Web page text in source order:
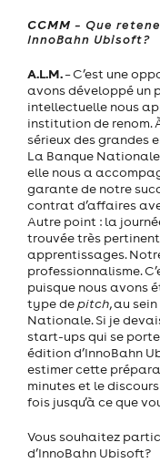
CCMM – Que
InnoBahn Ubisoft?
A.L.M.– C’est une
avons développé un
intellectuelle nous
institution de renom.
sérieux des grandes
La Banque Nationale
elle nous a
garante de notre
contrat d’affaires
Autre point : la
trouvée très
apprentissages.
professionnalisme.
puisque nous avons
type depitch, au
Nationale. Si je
start-ups qui se
édition d’InnoBahn
estimer cette
minutes et le
fois jusqu’à ce que
Vous souhaitez
d’InnoBahn Ubisoft?